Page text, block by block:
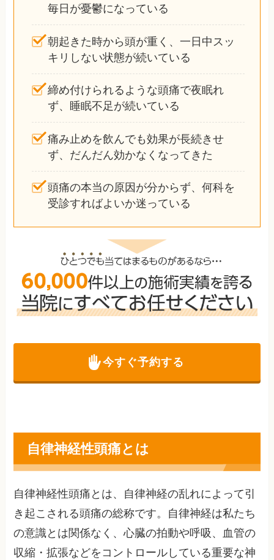
毎日が憂鬱になっている
朝起きた時から頭が重く、一日中スッ
キリしない状態が続いている
締め付けられるような頭痛で夜眠れ
ず、睡眠不足が続いている
痛み止めを飲んでも効果が長続きせ
ず、だんだん効かなくなってきた
頭痛の本当の原因が分からず、何科を
受診すればよいか迷っている
今すぐ予約する
自律神経性頭痛とは
自律神経性頭痛とは、自律神経の乱れによって引
き起こされる頭痛の総称です。自律神経は私たち
の意識とは関係なく、心臓の拍動や呼吸、血管の
収縮・拡張などをコントロールしている重要な神